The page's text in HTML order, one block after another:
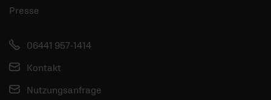
Presse
06441 957-1414
Kontakt
Nutzungsanfrage